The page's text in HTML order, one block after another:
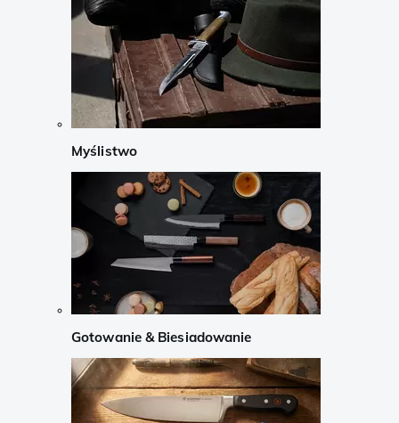
Myślistwo
Gotowanie & Biesiadowanie